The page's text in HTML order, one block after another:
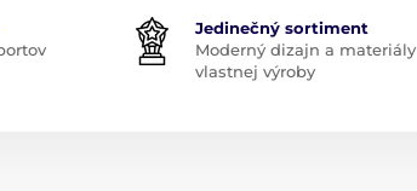
Jedinečný sortiment
Moderný dizajn a materiály
vlastnej výroby